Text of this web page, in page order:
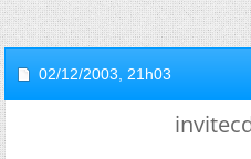
02/12/2003, 21h03